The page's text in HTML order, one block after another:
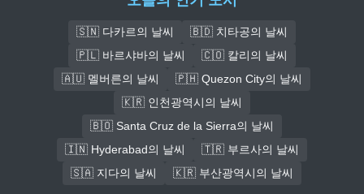
🇸🇳 다카르의 날씨
🇧🇩 치타공의 날씨
🇵🇱 바르샤바의 날씨
🇨🇴 칼리의 날씨
🇦🇺 멜버른의 날씨
🇵🇭 Quezon City의 날씨
🇰🇷 인천광역시의 날씨
🇧🇴 Santa Cruz de la Sierra의 날씨
🇮🇳 Hyderabad의 날씨
🇹🇷 부르사의 날씨
🇸🇦 지다의 날씨
🇰🇷 부산광역시의 날씨